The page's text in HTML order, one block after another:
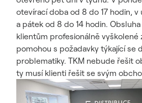
otevírací doba od 8 do 17 hodin,
a pátek od 8 do 14 hodin.
klientům profesionálně vyškolené
pomohou s požadavky týkající se
problematiky. TKM nebude řešit
ty musí klienti řešit se svým